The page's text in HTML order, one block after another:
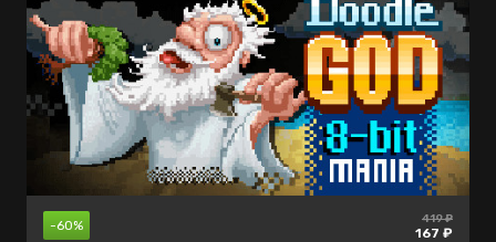
-60% 419 ₽
167 ₽
-85% 1399 ₽
199 ₽
нет в
продаже